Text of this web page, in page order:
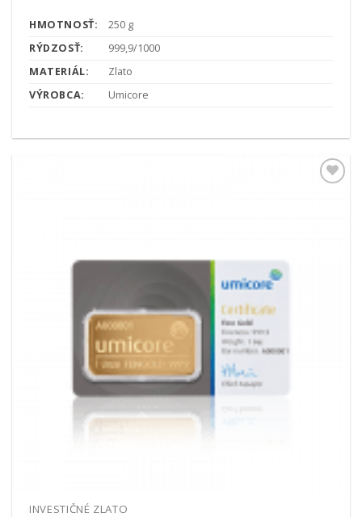
HMOTNOSŤ:
250 g
RÝDZOSŤ:
999,9/1000
MATERIÁL:
Zlato
VÝROBCA:
Umicore
INVESTIČNÉ ZLATO